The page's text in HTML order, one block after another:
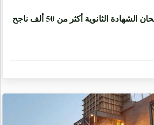
الثانوية أكثر من 50 ألف ناجح